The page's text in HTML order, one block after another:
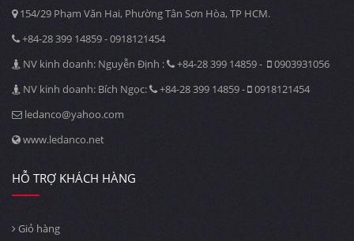
154/29 Phạm Văn Hai, Phường Tân Sơn Hòa, TP HCM.
+84-28 399 14859 - 0918121454
NV kinh doanh: Nguyễn Định :
+84-28 399 14859 -
0903931056
NV kinh doanh: Bích Ngọc:
+84-28 399 14859 -
0918121454
ledanco@yahoo.com
www.ledanco.net
HỖ TRỢ KHÁCH HÀNG
Giỏ hàng